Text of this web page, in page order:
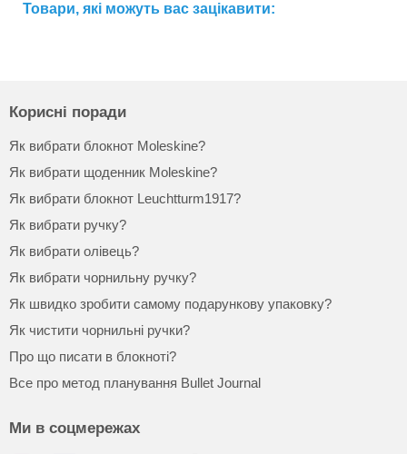
Товари, які можуть вас зацікавити:
Корисні поради
Як вибрати блокнот Moleskine?
Як вибрати щоденник Moleskine?
Як вибрати блокнот Leuchtturm1917?
Як вибрати ручку?
Як вибрати олівець?
Як вибрати чорнильну ручку?
Як швидко зробити самому подарункову упаковку?
Як чистити чорнильні ручки?
Про що писати в блокноті?
Все про метод планування Bullet Journal
Ми в соцмережах